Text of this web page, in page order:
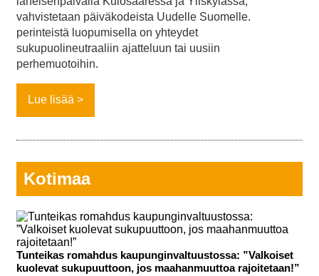
vahvistetaan päiväkodeista Uudelle Suomelle.
perinteistä luopumisella on yhteydet
sukupuolineutraaliin ajatteluun tai uusiin
perhemuotoihin.
Lue lisää
Kotimaa
Tunteikas romahdus kaupunginvaltuustossa: ”Valkoiset
kuolevat sukupuuttoon, jos maahanmuuttoa rajoitetaan!”